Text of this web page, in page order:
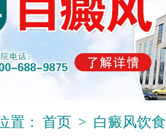
置： 首页 > 白癜风饮食